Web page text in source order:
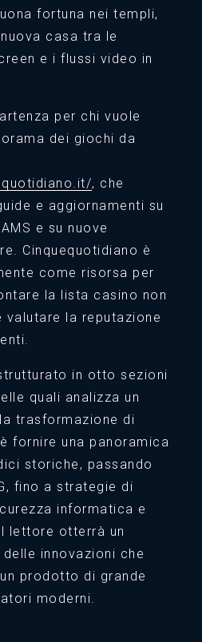
fortuna nei templi,
casa tra le
e i flussi video in
per chi vuole
dei giochi da
, che
e aggiornamenti su
e su nuove
Cinquequotidiano è
come risorsa per
la lista casino non
valutare la reputazione
in otto sezioni
quali analizza un
trasformazione di
fornire una panoramica
storiche, passando
fino a strategie di
informatica e
lettore otterrà un
innovazioni che
prodotto di grande
moderni.